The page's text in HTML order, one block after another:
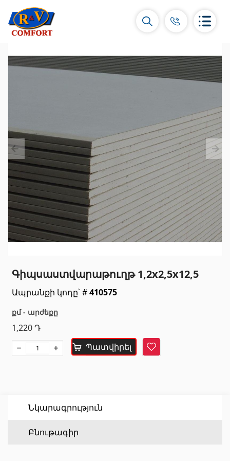
Պատի կերամիկական սալիկներ(292)
Կարնիզներ և դեկորներ(450)
Հատակի սալիկներ(392)
Կերամոգրանիտ(92)
Բոլորը
Խոհանոցի լվացարաններ(7)
Կերամիկական լվացարաններ
Հիդրոմերսող լոգարաններ
Լոգարանի աքսեսուարներ
Գրանիտ (34)
Տապանաքարեր
Գիպսաստվարաթուղթ 1,2x2,5x12,5
Ապրանքի կոդը՝ #410575
քմ - արժեքը
1,220Դ
Պատվիրել
Հավանել
Նկարագրություն
Բնութագիր